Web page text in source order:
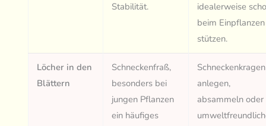
Stabilität.
idealerweise
beim Einpflanzen
stützen.
Löcher in den
Blättern
Schneckenfraß,
besonders bei
jungen Pflanzen
ein häufiges
Schneckenkragen
anlegen,
absammeln oder